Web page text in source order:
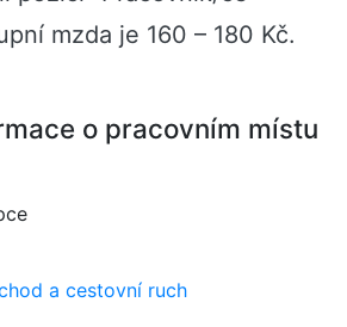
mzda je 160 – 180 Kč.
o pracovním místu
a cestovní ruch